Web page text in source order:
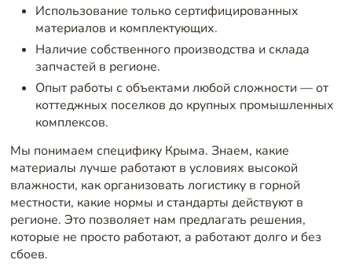
Использование только сертифицированных
материалов и комплектующих.
Наличие собственного производства и склада
запчастей в регионе.
Опыт работы с объектами любой сложности — от
коттеджных поселков до крупных промышленных
комплексов.
Мы понимаем специфику Крыма. Знаем, какие
материалы лучше работают в условиях высокой
влажности, как организовать логистику в горной
местности, какие нормы и стандарты действуют в
регионе. Это позволяет нам предлагать решения,
которые не просто работают, а работают долго и без
сбоев.